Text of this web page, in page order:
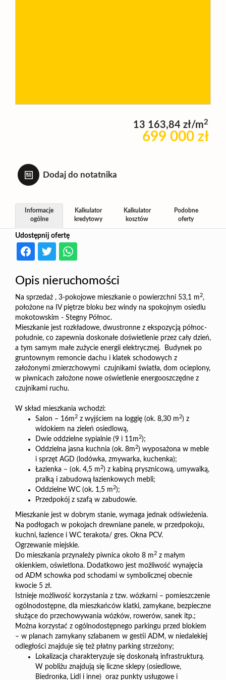
Kontakt
13 163,84 zł/m2
699 000 zł
Dodaj do notatnika
Udostępnij ofertę
Informacje
ogólne
Kalkulator
kredytowy
Kalkulator
kosztów
Podobne
oferty
Opis nieruchomości
Na sprzedaż , 3-pokojowe mieszkanie o powierzchni 53,1 m2,
położone na IV piętrze bloku bez windy na spokojnym osiedlu
mokotowskim - Stegny Północ.
Mieszkanie jest rozkładowe, dwustronne z ekspozycją północ-
południe, co zapewnia doskonałe doświetlenie przez cały dzień,
a tym samym małe zużycie energii elektrycznej.
Budynek po
gruntownym remoncie dachu i klatek schodowych z
założonymi zmierzchowymi czujnikami światła, dom ocieplony,
w piwnicach założone nowe oświetlenie energooszczędne z
czujnikami ruchu.
W skład mieszkania wchodzi:
Salon – 16m2 z wyjściem na loggię (ok. 8,30 m2) z
widokiem na zieleń osiedlową,
Dwie oddzielne sypialnie (9 i 11m2);
Oddzielna jasna kuchnia (ok. 8m2) wyposażona w meble
i sprzęt AGD (lodówka, zmywarka, kuchenka);
Łazienka – (ok. 4,5 m2) z kabiną prysznicową, umywalką,
pralką i zabudową łazienkowych mebli;
Oddzielne WC (ok. 1,5 m2);
Przedpokój z szafą w zabudowie.
Mieszkanie jest w dobrym stanie, wymaga jednak odświeżenia.
Na podłogach w pokojach drewniane panele, w przedpokoju,
kuchni, łazience i WC terakota/ gres. Okna PCV.
Ogrzewanie miejskie.
Do mieszkania przynależy piwnica około 8 m2 z małym
okienkiem, oświetlona. Dodatkowo jest możliwość wynajęcia
od ADM schowka pod schodami w symbolicznej obecnie
kwocie 5 zł.
Istnieje możliwość korzystania z tzw. wózkarni – pomieszczenie
ogólnodostępne, dla mieszkańców klatki, zamykane, bezpieczne
służące do przechowywania wózków, rowerów, sanek itp.;
Można korzystać z ogólnodostępnego parkingu przed blokiem
– w planach zamykany szlabanem w gestii ADM, w niedalekiej
odległości znajduje się też płatny parking strzeżony;
Lokalizacja charakteryzuje się doskonałą infrastrukturą.
W pobliżu znajdują się liczne sklepy (osiedlowe,
Biedronka, Lidl i inne)
oraz punkty usługowe i